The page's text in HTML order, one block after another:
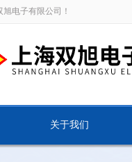
电子有限公司！
关于我们